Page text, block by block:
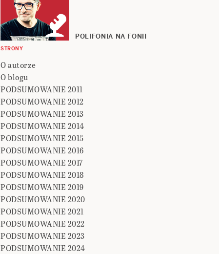
POLIFONIA NA FONII
STRONY
O autorze
O blogu
PODSUMOWANIE 2011
PODSUMOWANIE 2012
PODSUMOWANIE 2013
PODSUMOWANIE 2014
PODSUMOWANIE 2015
PODSUMOWANIE 2016
PODSUMOWANIE 2017
PODSUMOWANIE 2018
PODSUMOWANIE 2019
PODSUMOWANIE 2020
PODSUMOWANIE 2021
PODSUMOWANIE 2022
PODSUMOWANIE 2023
PODSUMOWANIE 2024